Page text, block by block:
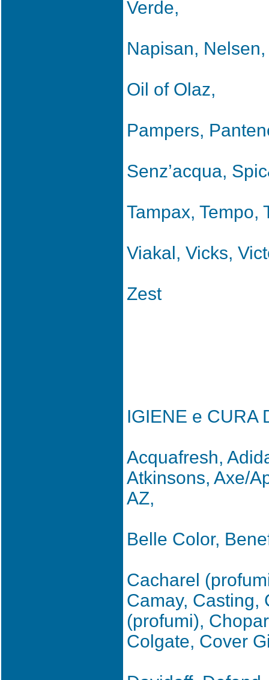
Verde,
Napisan,
Oil of Olaz,
Pampers,
Senz’acqua,
Tampax, Tempo,
Viakal, Vicks,
Zest
IGIENE e CURA
Acquafresh,
Atkinsons, Axe/
AZ,
Belle Color,
Cacharel
Camay, Casting,
(profumi),
Colgate, Cover